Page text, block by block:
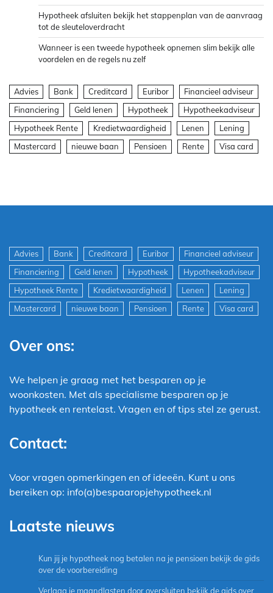
Hypotheek afsluiten bekijk het stappenplan van de aanvraag
tot de sleuteloverdracht
Wanneer is een tweede hypotheek opnemen slim bekijk alle
voordelen en de regels nu zelf
Advies Bank Creditcard Euribor
Financieel adviseur
Financiering
Geld lenen Hypotheek
Hypotheekadviseur
Hypotheek Rente
Kredietwaardigheid Lenen
Lening
Mastercard
nieuwe baan Pensioen Rente Visa card
Advies Bank Creditcard Euribor
Financieel adviseur
Financiering
Geld lenen Hypotheek
Hypotheekadviseur
Hypotheek Rente
Kredietwaardigheid Lenen
Lening
Mastercard
nieuwe baan Pensioen Rente Visa card
Over ons:
We helpen je graag met het besparen op je
woonkosten. Met als specialisme besparen op je
hypotheek en rentelast. Vragen en of tips stel ze gerust.
Contact:
Voor vragen opmerkingen en of ideeën. Kunt u ons
bereiken op: info(a)bespaaropjehypotheek.nl
Laatste nieuws
Kun jij je hypotheek nog betalen na je pensioen bekijk de gids
over de voorbereiding
Verlaag je maandlasten door oversluiten bekijk de gids over